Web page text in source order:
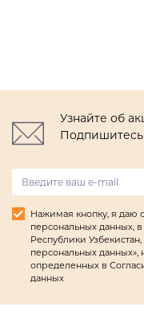
Узнайте об
Нажимая кнопку, я даю
персональных данных,
Республики
персональных данных»,
определенных в
данных